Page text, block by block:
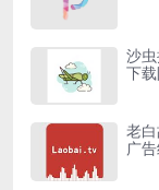
沙
下
老
广